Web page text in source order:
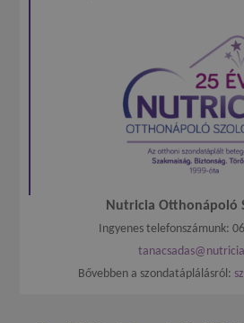
Nutricia Otthonápoló
Ingyenes telefonszámunk:
Bővebben a szondatáplálásról: